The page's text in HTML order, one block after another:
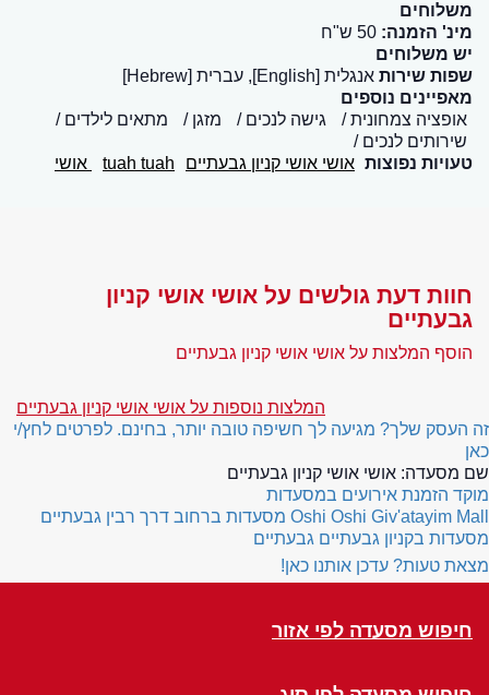
משלוחים
מינ' הזמנה: 50 ש"ח
יש משלוחים
שפות שירות אנגלית [English], עברית [Hebrew]
מאפיינים נוספים
אופציה צמחונית
גישה לנכים מזגן
מתאים לילדים
שירותים לנכים
טעויות נפוצות אושי אושי קניון גבעתיים tuah tuah אושי
חוות דעת גולשים על אושי אושי קניון
גבעתיים
הוסף המלצות על אושי אושי קניון גבעתיים
המלצות נוספות על אושי אושי קניון גבעתיים
זה העסק שלך? מגיעה לך חשיפה טובה יותר, בחינם. לפרטים לחץ/י
כאן
שם מסעדה: אושי אושי קניון גבעתיים
מוקד הזמנת אירועים במסעדות
Oshi Oshi Giv'atayim Mall מסעדות ברחוב דרך רבין גבעתיים
מסעדות בקניון גבעתיים גבעתיים
מצאת טעות? עדכן אותנו כאן!
חיפוש מסעדה לפי אזור